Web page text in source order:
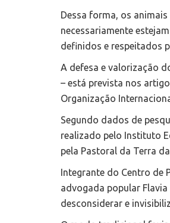
Dessa forma, os
necessariamente
definidos e respeitados
A defesa e valorização
– está prevista nos
Organização
Segundo dados de
realizado pelo Instituto
pela Pastoral da Terra
Integrante do Centro de
advogada popular
desconsiderar e